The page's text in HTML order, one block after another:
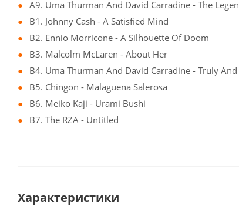
A9. Uma Thurman And David Carradine - The
B1. Johnny Cash - A Satisfied Mind
B2. Ennio Morricone - A Silhouette Of Doom
B3. Malcolm McLaren - About Her
B4. Uma Thurman And David Carradine - Truly
B5. Chingon - Malaguena Salerosa
B6. Meiko Kaji - Urami Bushi
B7. The RZA - Untitled
Характеристики